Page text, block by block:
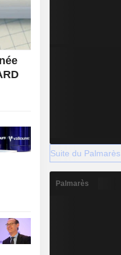
Suite du Palmarès
Palmarès